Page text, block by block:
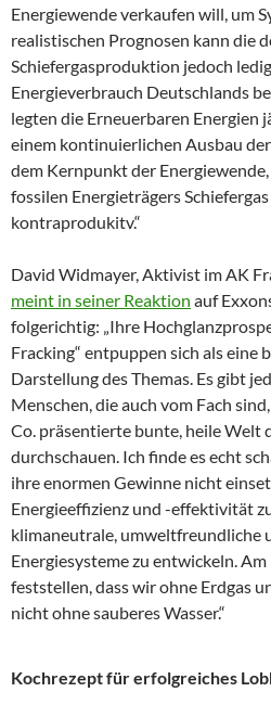
Energiewende verkaufen will, um
realistischen Prognosen kann die
Schiefergasproduktion jedoch
Energieverbrauch Deutschlands
legten die Erneuerbaren Energien
einem kontinuierlichen Ausbau
dem Kernpunkt der
fossilen Energieträgers
kontraprodukitv.“
David Widmayer, Aktivist im AK
meint in seiner Reaktion auf
folgerichtig: „Ihre
Fracking“ entpuppen sich als eine
Darstellung des Themas. Es gibt
Menschen, die auch vom Fach
Co. präsentierte bunte, heile Welt
durchschauen. Ich finde es echt
ihre enormen Gewinne nicht
Energieeffizienz und -effektivität
klimaneutrale, umweltfreundliche
Energiesysteme zu entwickeln.
feststellen, dass wir ohne Erdgas
nicht ohne sauberes Wasser.“
Kochrezept für erfolgreiches